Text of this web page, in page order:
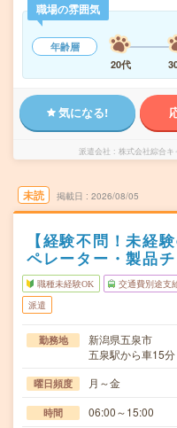
職場の雰囲気
年齢層
20代
気になる!
派遣会社 株式会社綜合
未読 掲載日 2026/08/05
【経験不問！未経
ペレーター・製品
職種未経験OK 交通費別途支
派遣
勤務地
新潟県五泉市
五泉駅から車15分
曜日頻度 月～金
時間 06:00～15:00